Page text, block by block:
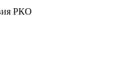
РКО